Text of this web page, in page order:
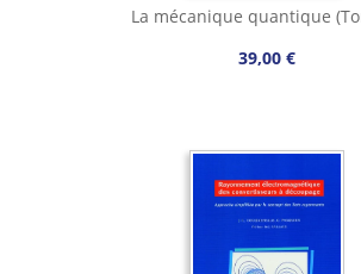
La mécanique quantique
39,00 €